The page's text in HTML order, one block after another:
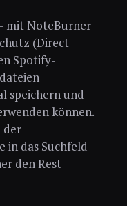
mit NoteBurner
(Direct
Spotify-
speichern und
können.
der
in das Suchfeld
den Rest